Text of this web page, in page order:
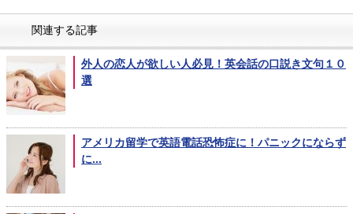
関連する記事
外人の恋人が欲しい人必見！英会話の口説き文句１０
選
アメリカ留学で英語電話恐怖症に！パニックにならず
に...